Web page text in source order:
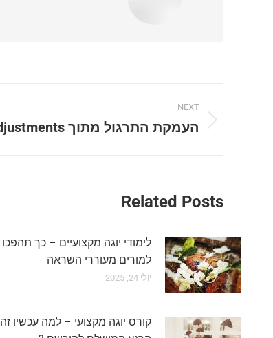
Post
navigation
NEXT
Next
העמקת התרגול מתוך Adjustments
Related Posts
לימודי יוגה מקצועיים – כך תהפכו
למורים מעוררי השראה
יולי 24, 2025
קורס יוגה מקצועי – למה עכשיו זה